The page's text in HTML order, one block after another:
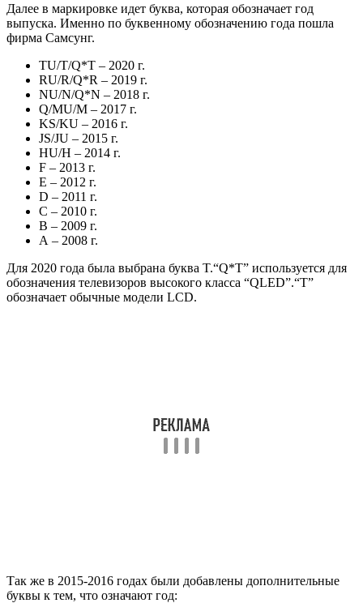
Далее в маркировке идет буква, которая обозначает год
выпуска. Именно по буквенному обозначению года пошла
фирма Самсунг.
TU/T/Q*T – 2020 г.
RU/R/Q*R – 2019 г.
NU/N/Q*N – 2018 г.
Q/MU/M – 2017 г.
KS/KU – 2016 г.
JS/JU – 2015 г.
HU/H – 2014 г.
F – 2013 г.
E – 2012 г.
D – 2011 г.
С – 2010 г.
В – 2009 г.
А – 2008 г.
Для 2020 года была выбрана буква T.“Q*T” используется для
обозначения телевизоров высокого класса “QLED”.“T”
обозначает обычные модели LCD.
Так же в 2015-2016 годах были добавлены дополнительные
буквы к тем, что означают год: